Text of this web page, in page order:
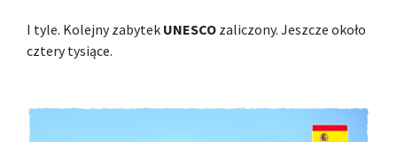
I tyle. Kolejny zabytek UNESCO zaliczony. Jeszcze około
cztery tysiące.